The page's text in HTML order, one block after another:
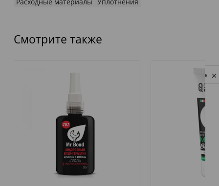
Расходные материалы Уплотнения
Смотрите также
Privacy notice